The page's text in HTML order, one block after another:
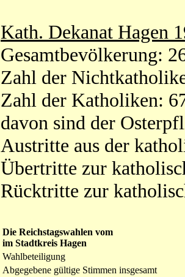
Kath. Dekanat Hagen
Gesamtbevölkerung:
Zahl der
Zahl der Katholiken:
davon sind der
Austritte aus der
Übertritte zur
Rücktritte zur
Die Reichstagswahlen vom
im Stadtkreis Hagen
Wahlbeteiligung
Abgegebene gültige Stimmen insgesamt